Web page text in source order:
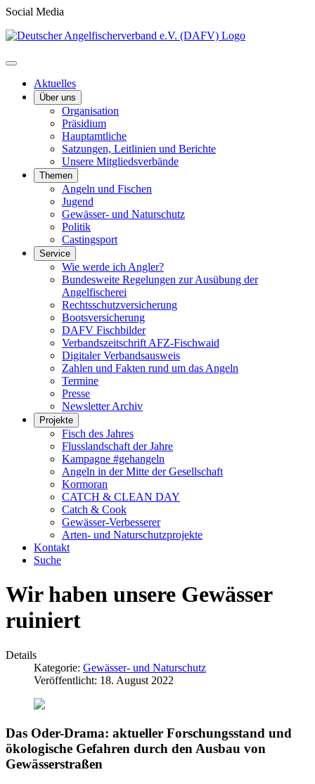
Social Media
Aktuelles
Über uns
Organisation
Präsidium
Hauptamtliche
Satzungen, Leitlinien und Berichte
Unsere Mitgliedsverbände
Themen
Angeln und Fischen
Jugend
Gewässer- und Naturschutz
Politik
Castingsport
Service
Wie werde ich Angler?
Bundesweite Regelungen zur Ausübung der
Angelfischerei
Rechtsschutzversicherung
Bootsversicherung
DAFV Fischbilder
Verbandszeitschrift AFZ-Fischwaid
Digitaler Verbandsausweis
Zahlen und Fakten rund um das Angeln
Termine
Presse
Newsletter Archiv
Projekte
Fisch des Jahres
Flusslandschaft der Jahre
Kampagne #gehangeln
Angeln in der Mitte der Gesellschaft
Kormoran
CATCH & CLEAN DAY
Catch & Cook
Gewässer-Verbesserer
Arten- und Naturschutzprojekte
Kontakt
Suche
Wir haben unsere Gewässer
ruiniert
Details
Kategorie: Gewässer- und Naturschutz
Veröffentlicht: 18. August 2022
Das Oder-Drama: aktueller Forschungsstand und
ökologische Gefahren durch den Ausbau von
Gewässerstraßen